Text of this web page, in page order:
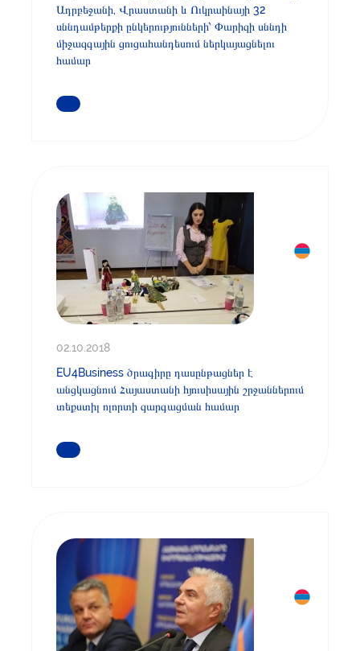
Ադրբեջանի, Վրաստանի և Ուկրաինայի 32
սննդամթերքի ընկերությունների՝ Փարիզի սննդի
միջազգային ցուցահանդեսում ներկայացնելու
համար
ԿԱՐԴԱՑԵՔ ԱՎԵԼԻՆ
02.10.2018
EU4Business ծրագիրը դասընթացներ է
անցկացնում Հայաստանի հյուսիսային շրջաններում
տեքստիլ ոլորտի զարգացման համար
ԿԱՐԴԱՑԵՔ ԱՎԵԼԻՆ